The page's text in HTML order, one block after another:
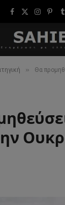
Facebook
X
» Θα